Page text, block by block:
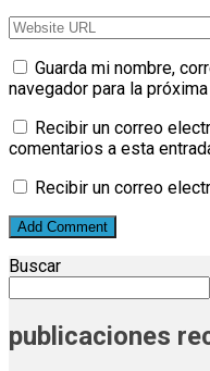
Guarda mi nombre,
navegador para la
Recibir un correo
comentarios a esta
Recibir un correo
Buscar
publicaciones